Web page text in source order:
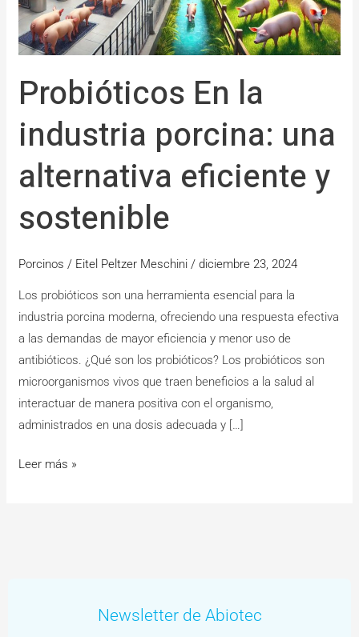
Probióticos En la
industria porcina: una
alternativa eficiente y
sostenible
Porcinos / Eitel Peltzer Meschini/diciembre 23, 2024
Los probióticos son una herramienta esencial para la
industria porcina moderna, ofreciendo una respuesta efectiva
a las demandas de mayor eficiencia y menor uso de
antibióticos. ¿Qué son los probióticos? Los probióticos son
microorganismos vivos que traen beneficios a la salud al
interactuar de manera positiva con el organismo,
administrados en una dosis adecuada y […]
alternativa
eficiente
y
sostenible
Leer más »
Newsletter de Abiotec